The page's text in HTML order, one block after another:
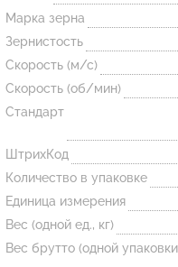
Огнеупорные
изделия
Скачать каталог
Муфель
Черпак
Шербер
Трубка
Марка зерна
Зернистость
Скорость (м/с)
Скорость (об/мин)
Стандарт
ШтрихКод
Количество в упаковке
Единица измерения
Вес (одной ед., кг)
Вес брутто (одной